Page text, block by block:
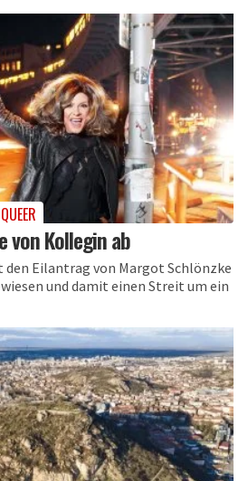
von Kollegin ab
Eilantrag von Margot Schlönzke
und damit einen Streit um ein